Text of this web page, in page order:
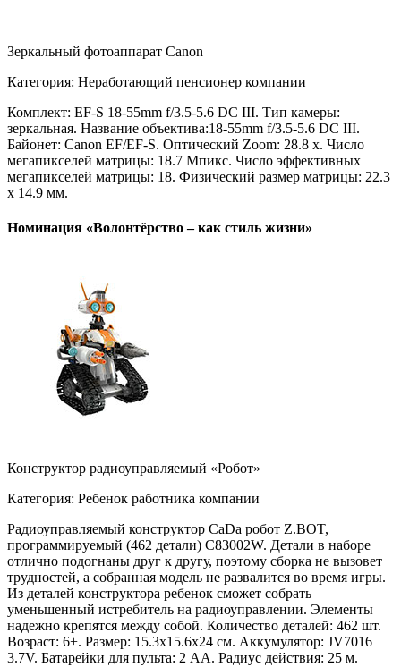
Зеркальный фотоаппарат Canon
Категория: Неработающий пенсионер компании
Комплект: EF-S 18-55mm f/3.5-5.6 DC III. Тип камеры:
зеркальная. Название объектива:18-55mm f/3.5-5.6 DC III.
Байонет: Canon EF/EF-S. Оптический Zoom: 28.8 x. Число
мегапикселей матрицы: 18.7 Мпикс. Число эффективных
мегапикселей матрицы: 18. Физический размер матрицы: 22.3
х 14.9 мм.
Номинация «Волонтёрство – как стиль жизни»
Конструктор радиоуправляемый «Робот»
Категория: Ребенок работника компании
Радиоуправляемый конструктор CaDa робот Z.BOT,
программируемый (462 детали) C83002W. Детали в наборе
отлично подогнаны друг к другу, поэтому сборка не вызовет
трудностей, а собранная модель не развалится во время игры.
Из деталей конструктора ребенок сможет собрать
уменьшенный истребитель на радиоуправлении. Элементы
надежно крепятся между собой. Количество деталей: 462 шт.
Возраст: 6+. Размер: 15.3х15.6х24 см. Аккумулятор: JV7016
3.7V. Батарейки для пульта: 2 АА. Радиус действия: 25 м.